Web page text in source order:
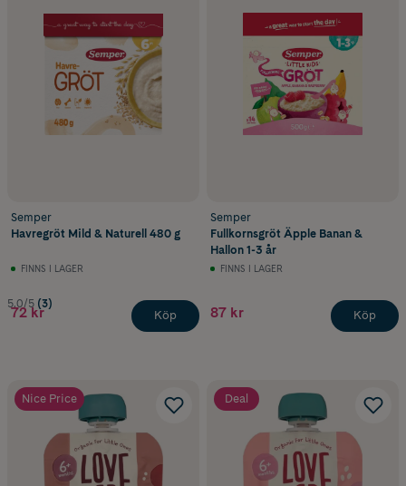
Semper
Havregröt Mild & Naturell 480 g
FINNS I LAGER
5.0/5 (3)
72 kr Köp
Semper
Fullkornsgröt Äpple Banan &
Hallon 1-3 år
FINNS I LAGER
87 kr Köp
Nice Price Deal